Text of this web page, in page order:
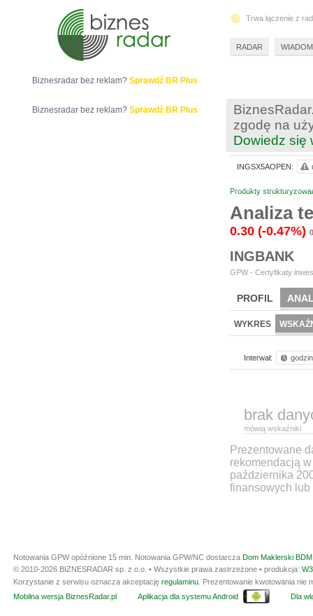
zgodę na
Dowiedz się
Produkty
Analiza
0.30 (-0.47%)
INGBANK
GPW - Certyfikaty
PROFIL
WYKRES
Interwał:
brak
mówią wskaźniki
Prezentowane
rekomendacją
października
finansowych lub
INGSX5AOPEN:
Biznesradar bez reklam? Sprawdź BR Plus
Biznesradar bez reklam? Sprawdź BR Plus
Trwa łączenie z
RADAR
Notowania GPW opóźnione 15 min. Notowania GPW/NC dostarcza Dom Maklerski
© 2010-2026 BIZNESRADAR sp. z o.o. • Wszystkie prawa zastrzeżone • produkcja:
Korzystanie z serwisu oznacza akceptację regulaminu . Prezentowanie kwotowania
Mobilna wersja BiznesRadar.pl
Aplikacja dla systemu Android Dla